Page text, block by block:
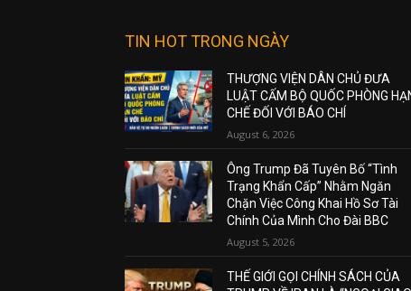
TIN HOT TRONG NGÀY
THƯỢNG VIỆN DÂN CHỦ ĐƯA
LUẬT CẤM BỘ QUỐC PHÒNG
CHẾ ĐỐI VỚI BÁO CHÍ
August 6, 2026
Ông Trump Đã Tuyên Bố “Tình
Trạng Khẩn Cấp” Nhằm Ngăn
Chặn Việc Công Khai Hồ Sơ Tài
Chính Của Mình Cho Đài BBC
August 5, 2026
THẾ GIỚI GỌI CHÍNH SÁCH CỦA